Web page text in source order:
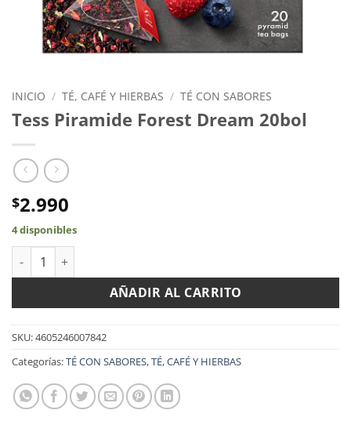
INICIO / TÉ, CAFÉ Y HIERBAS / TÉ CON SABORES
Tess Piramide Forest Dream 20bol
$2.990
4 disponibles
Tess Piramide Forest Dream 20bol cantidad
AÑADIR AL CARRITO
SKU:4605246007842
Categorías:TÉ CON SABORES,TÉ, CAFÉ Y HIERBAS